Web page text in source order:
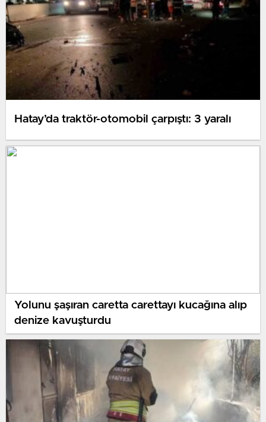
Hatay’da traktör-otomobil çarpıştı: 3 yaralı
Yolunu şaşıran caretta carettayı kucağına alıp
denize kavuşturdu